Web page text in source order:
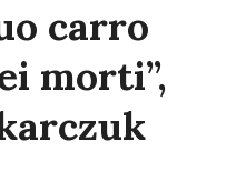
carro
morti”,